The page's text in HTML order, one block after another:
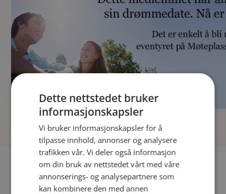
Fler single
Andre single fra Haugesund
Dette nettstedet bruker
informasjonskapsler
Vi bruker informasjonskapsler for å
tilpasse innhold, annonser og analysere
trafikken vår. Vi deler også informasjon
om din bruk av nettstedet vårt med våre
annonserings- og analysepartnere som
kan kombinere den med annen